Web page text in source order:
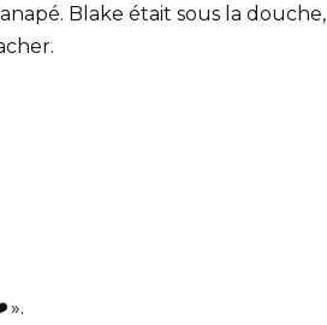
Blake était sous la douche,
».